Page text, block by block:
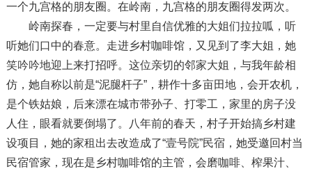
一个九宫格的朋友圈。在岭南，九宫格的朋友圈得发两次。
岭南探春，一定要与村里自信优雅的大姐们拉拉呱，听
听她们口中的春意。走进乡村咖啡馆，又见到了李大姐，她
笑吟吟地迎上来打招呼。这位亲切的邻家大姐，与我年龄相
仿，她自称以前是“泥腿杆子”，耕作十多亩田地，会开农机，
是个铁姑娘，后来漂在城市带孙子、打零工，家里的房子没
人住，眼看就要倒塌了。八年前的春天，村子开始搞乡村建
设项目，她的家租出去改造成了“壹号院”民宿，她受邀回村当
民宿管家，现在是乡村咖啡馆的主管，会磨咖啡、榨果汁、